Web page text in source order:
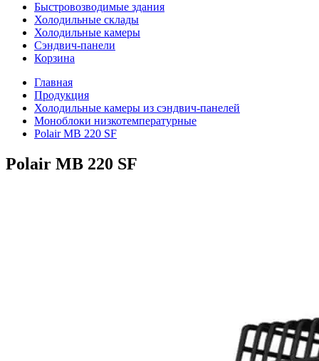
Быстровозводимые здания
Холодильные склады
Холодильные камеры
Сэндвич-панели
Корзина
Главная
Продукция
Холодильные камеры из сэндвич-панелей
Моноблоки низкотемпературные
Polair MB 220 SF
Polair MB 220 SF